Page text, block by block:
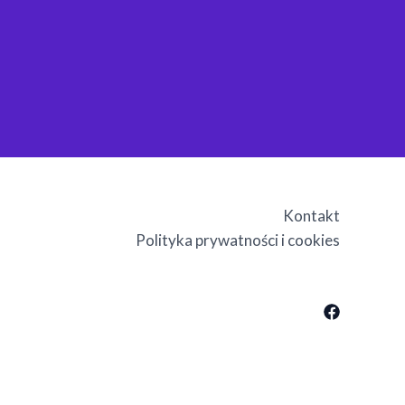
Kontakt
Polityka prywatności i cookies